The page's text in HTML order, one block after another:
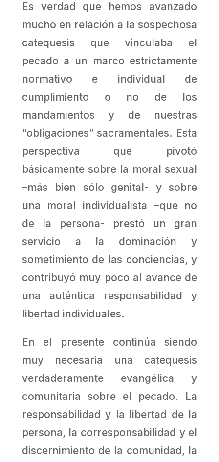
Es verdad que hemos avanzado
mucho en relación a la sospechosa
catequesis que vinculaba el
pecado a un marco estrictamente
normativo e individual de
cumplimiento o no de los
mandamientos y de nuestras
“obligaciones” sacramentales. Esta
perspectiva que pivotó
básicamente sobre la moral sexual
–más bien sólo genital- y sobre
una moral individualista –que no
de la persona- prestó un gran
servicio a la dominación y
sometimiento de las conciencias, y
contribuyó muy poco al avance de
una auténtica responsabilidad y
libertad individuales.
En el presente continúa siendo
muy necesaria una catequesis
verdaderamente evangélica y
comunitaria sobre el pecado. La
responsabilidad y la libertad de la
persona, la corresponsabilidad y el
discernimiento de la comunidad, la